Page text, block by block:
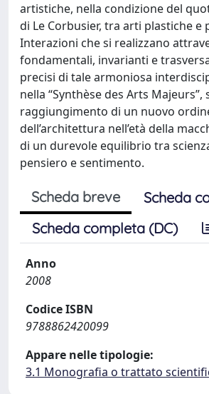
artistiche, nella condizione del
di Le Corbusier, tra arti plastiche e
Interazioni che si realizzano
fondamentali, invarianti e
precisi di tale armoniosa
nella “Synthèse des Arts Majeurs”,
raggiungimento di un nuovo
dell’architettura nell’età della
di un durevole equilibrio tra
pensiero e sentimento.
Scheda breve
Scheda
Scheda completa (DC)
Anno
2008
Codice ISBN
9788862420099
Appare nelle tipologie:
3.1 Monografia o trattato